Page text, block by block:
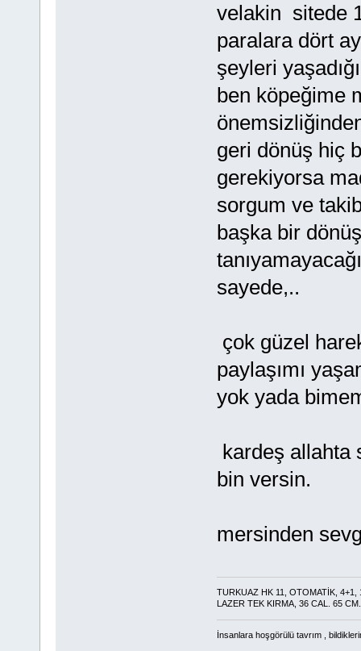
velakin sitede
paralara dört
şeyleri
ben köpeğime
geri dönüş hiç
gerekiyorsa
sorgum ve
başka bir
sayede,..
çok güzel
paylaşımı
yok yada
kardeş allahta
bin versin.
mersinden
TURKUAZ HK 11, OTOMATİK, 4+1,
LAZER TEK KIRMA, 36 CAL. 65 CM.
İnsanlara hoşgörülü tavrım ,